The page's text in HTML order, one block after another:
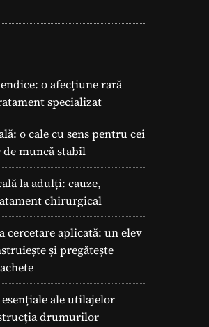
o afecțiune rară
specializat
o cale cu sens pentru cei
muncă stabil
la adulți: cauze,
chirurgical
cercetare aplicată: un elev
și pregătește
ale utilajelor
drumurilor